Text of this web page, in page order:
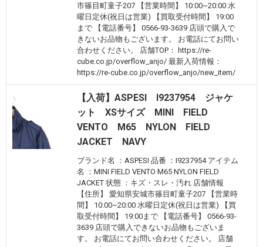
市篠目町童子207 【営業時間】 10:00~20:00 水
曜日定休(祝日は営業) 【買取受付時間】 19:00
まで 【電話番号】 0566-93-3639 店頭で購入で
きないお品物もございます。 お電話にてお問い
合わせください。 店舗TOP： https://re-
cube.co.jp/overflow_anjo/ 最新入荷情報：
https://re-cube.co.jp/overflow_anjo/new_item/
【入荷】ASPESI I9237954 ジャケ
ット XSサイズ MINI FIELD
VENTO M65 NYLON FIELD
JACKET NAVY
ブランド名 ：ASPESI 品番 ：I9237954 アイテム
名 ：MINI FIELD VENTO M65 NYLON FIELD
JACKET 状態 ：キズ・スレ・汚れ 店舗情報
【住所】 愛知県安城市篠目町童子207 【営業時
間】 10:00~20:00 水曜日定休(祝日は営業) 【買
取受付時間】 19:00まで 【電話番号】 0566-93-
3639 店頭で購入できないお品物もございま
す。 お電話にてお問い合わせください。 店舗